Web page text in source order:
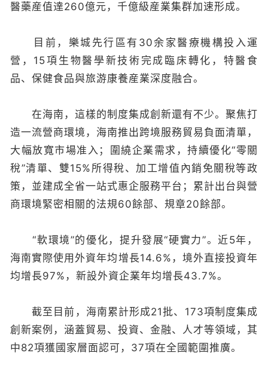
醫藥産值達260億元，千億級産業集群加速形成。
目前，樂城先行區有30余家醫療機構投入運
營，15項生物醫學新技術完成臨床轉化，特醫食
品、保健食品與旅游康養産業深度融合。
在海南，這樣的制度集成創新還有不少。聚焦打
造一流營商環境，海南推出跨境服務貿易負面清單，
大幅放寬市場准入；圍繞企業需求，持續優化“零關
稅”清單、雙15%所得稅、加工增值內銷免關稅等政
策，並建成全省一站式惠企服務平台；累計出台與營
商環境緊密相關的法規60餘部、規章20餘部。
“軟環境”的優化，提升發展“硬實力”。近5年，
海南實際使用外資年均增長14.6%，境外直接投資年
均增長97%，新設外資企業年均增長43.7%。
截至目前，海南累計形成21批、173項制度集成
創新案例，涵蓋貿易、投資、金融、人才等領域，其
中82項獲國家層面認可，37項在全國範圍推廣。